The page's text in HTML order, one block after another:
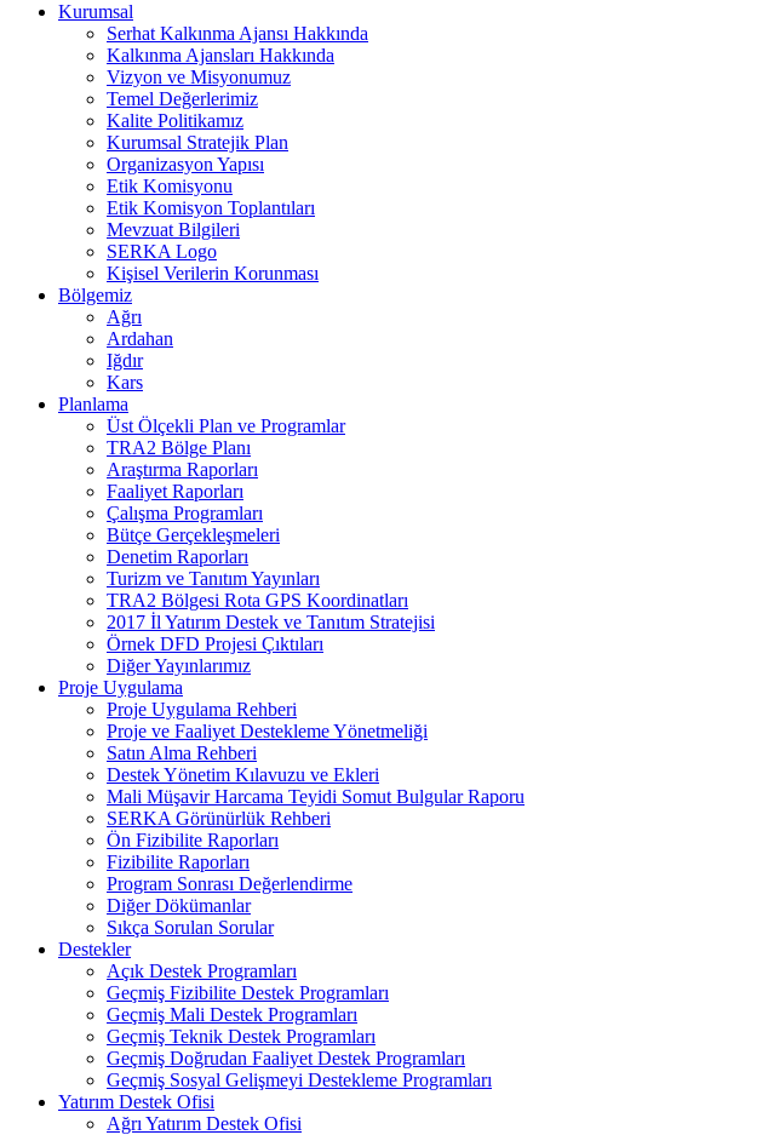
Kurumsal
Serhat Kalkınma Ajansı Hakkında
Kalkınma Ajansları Hakkında
Vizyon ve Misyonumuz
Temel Değerlerimiz
Kalite Politikamız
Kurumsal Stratejik Plan
Organizasyon Yapısı
Etik Komisyonu
Etik Komisyon Toplantıları
Mevzuat Bilgileri
SERKA Logo
Kişisel Verilerin Korunması
Bölgemiz
Ağrı
Ardahan
Iğdır
Kars
Planlama
Üst Ölçekli Plan ve Programlar
TRA2 Bölge Planı
Araştırma Raporları
Faaliyet Raporları
Çalışma Programları
Bütçe Gerçekleşmeleri
Denetim Raporları
Turizm ve Tanıtım Yayınları
TRA2 Bölgesi Rota GPS Koordinatları
2017 İl Yatırım Destek ve Tanıtım Stratejisi
Örnek DFD Projesi Çıktıları
Diğer Yayınlarımız
Proje Uygulama
Proje Uygulama Rehberi
Proje ve Faaliyet Destekleme Yönetmeliği
Satın Alma Rehberi
Destek Yönetim Kılavuzu ve Ekleri
Mali Müşavir Harcama Teyidi Somut Bulgular Raporu
SERKA Görünürlük Rehberi
Ön Fizibilite Raporları
Fizibilite Raporları
Program Sonrası Değerlendirme
Diğer Dökümanlar
Sıkça Sorulan Sorular
Destekler
Açık Destek Programları
Geçmiş Fizibilite Destek Programları
Geçmiş Mali Destek Programları
Geçmiş Teknik Destek Programları
Geçmiş Doğrudan Faaliyet Destek Programları
Geçmiş Sosyal Gelişmeyi Destekleme Programları
Yatırım Destek Ofisi
Ağrı Yatırım Destek Ofisi